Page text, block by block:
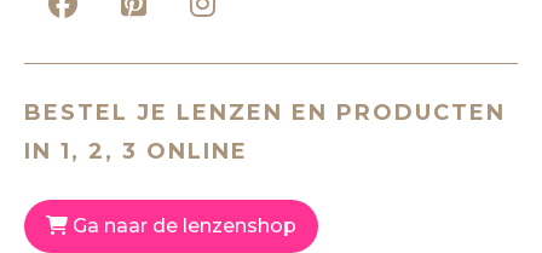
BESTEL JE LENZEN EN PRODUCTEN
IN 1, 2, 3 ONLINE
Ga naar de lenzenshop